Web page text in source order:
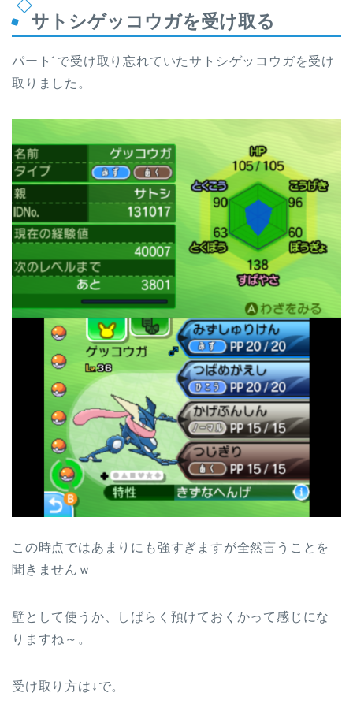
サトシゲッコウガを受け取る
パート1で受け取り忘れていたサトシゲッコウガを受け
取りました。
この時点ではあまりにも強すぎますが全然言うことを
聞きませんｗ
壁として使うか、しばらく預けておくかって感じにな
りますね～。
受け取り方は↓で。